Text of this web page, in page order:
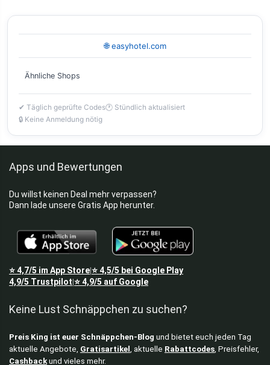
🌐 easyhotel.com
Ähnliche Shops
✔ Täglich geprüfte Codes🕐 Stündlich aktualisiert
🔒 Keine Anmeldung nötig
Apps und Bewertungen
Du willst keinen Deal mehr verpassen?
Dann lade unsere Gratis App herunter.
⭐4,7/5 im App Store⭐4,5/5 bei Google Play
4,9/5 Trustpilot ⭐4,9/5 auf Google
Keine Lust Schnäppchen zu suchen?
Preis King ist euer Schnäppchen-Blog und bietet euch jeden Tag
aktuelle Angebote, Gratisartikel , aktuelle Rabattcodes, Preisfehler,
Cashbackund vieles mehr.